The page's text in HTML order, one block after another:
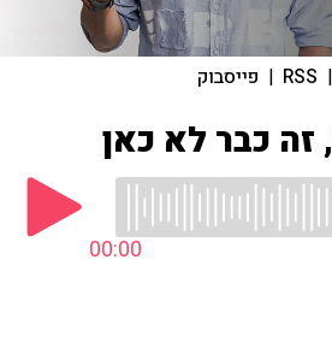
|
RSS
| פייסבוק
כבר לא כאן
00:00